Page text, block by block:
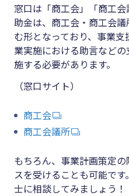
窓口は「商工会」「商工
助金は、商工会・商工会
む形となっており、事業
業実施における助言など
施する必要があります。
（窓口サイト）
商工会
商工会議所
もちろん、事業計画策定
スを受けることも可能で
士に相談してみましょう！